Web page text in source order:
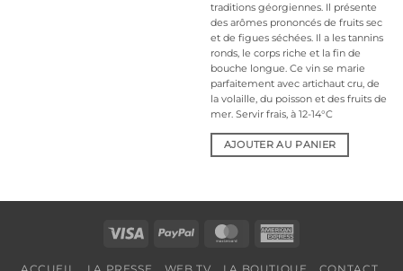
traditions géorgiennes. Il présente
des arômes prononcés de fruits sec
et de figues séchées. Il a les tannins
ronds, le corps riche et la fin de
bouche longue. Ce vin se marie
parfaitement avec artichaut cru, de
la volaille, du poisson et des fruits de
mer. Servir frais, à 12-14°C
AJOUTER AU PANIER
Visa PayPal MasterCard